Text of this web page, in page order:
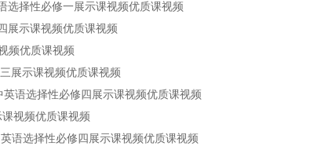
选择性必修一展示课视频优质课视频
展示课视频优质课视频
频优质课视频
展示课视频优质课视频
英语选择性必修四展示课视频优质课视频
视频优质课视频
语选择性必修四展示课视频优质课视频